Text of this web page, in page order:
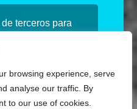
terceros para
acepta su uso.
Política de
browsing experience, serve
analyse our traffic. By
to our use of cookies.